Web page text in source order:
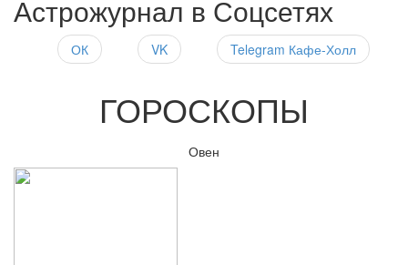
Астрожурнал в Соцсетях
ОК VK Telegram Кафе-Холл
ГОРОСКОПЫ
Овен